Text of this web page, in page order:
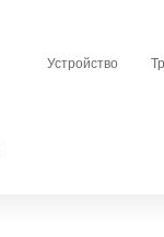
Устройство